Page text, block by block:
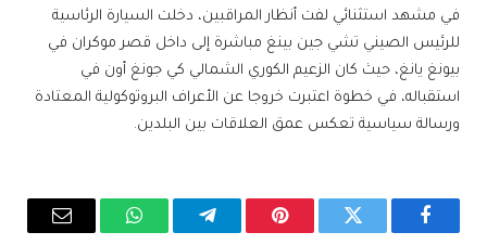
في مشهد استثنائي لفت أنظار المراقبين، دخلت السيارة الرئاسية
للرئيس الصيني تشي جين بينغ مباشرة إلى داخل قصر موكران في
بيونغ يانغ، حيث كان الزعيم الكوري الشمالي كي جونغ أون في
استقباله، في خطوة اعتبرت خروجا عن الأعراف البروتوكولية المعتادة
ورسالة سياسية تعكس عمق العلاقات بين البلدين.
فيسبوك تويتر بينتيريستتيلقرام واتساب البريد